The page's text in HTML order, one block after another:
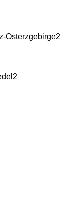
Osterzgebirge2
2